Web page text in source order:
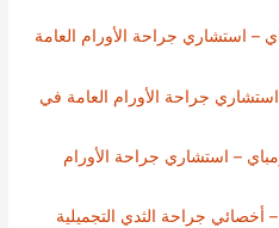
– استشاري جراحة الأورام العامة
استشاري جراحة الأورام العامة في
– استشاري جراحة الأورام
أخصائي جراحة الثدي التجميلية